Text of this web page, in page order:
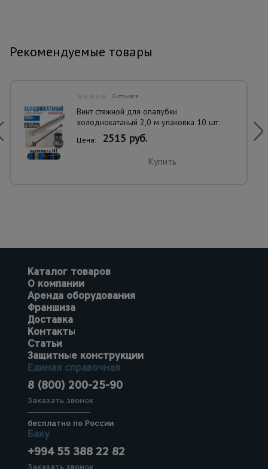
Рекомендуемые товары
0 отзывов
Винт стяжной для опалубки
холоднокатаный 2,0 м упаковка 10 шт.
Цена: 2515 руб.
Купить
Каталог товаров
О компании
Аренда оборудования
Франшиза
Доставка
Контакты
Статьи
Защитные конструкции
Единая справочная
8 (800) 200-25-90
Заказать звонок
бесплатно по России
Баку
+994 55 388 22 82
Заказать звонок